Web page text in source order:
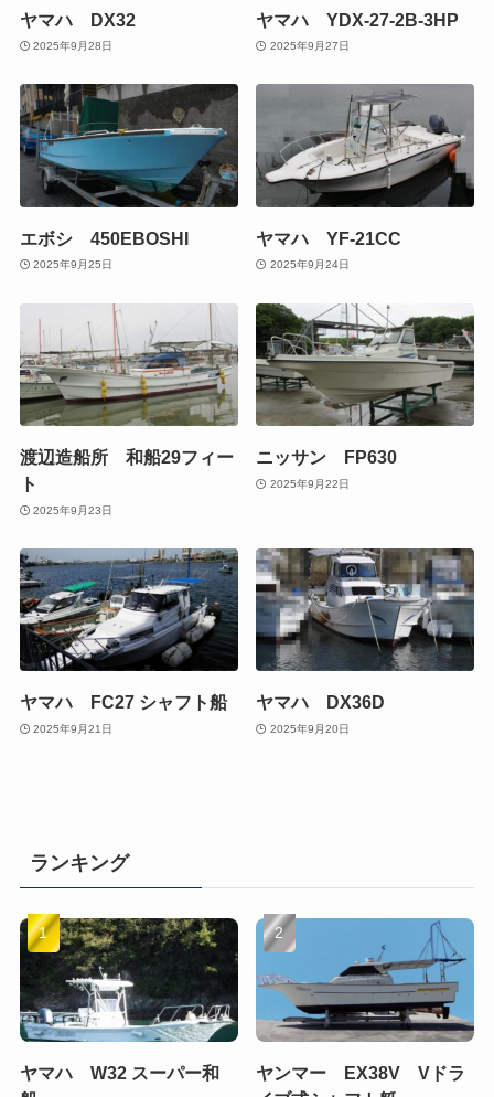
ヤマハ DX32
2025年9月28日
ヤマハ YDX-27-2B-3HP
2025年9月27日
エボシ 450EBOSHI
2025年9月25日
ヤマハ YF-21CC
2025年9月24日
渡辺造船所 和船29フィー
ト
2025年9月23日
ニッサン FP630
2025年9月22日
ヤマハ FC27 シャフト船
2025年9月21日
ヤマハ DX36D
2025年9月20日
ランキング
ヤマハ W32 スーパー和
ヤンマー EX38V Vドラ